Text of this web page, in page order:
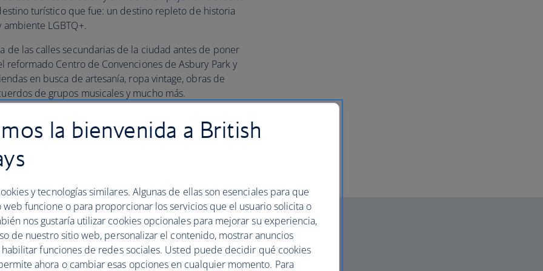
turístico que fue: un destino repleto de historia
LGBTQ+.
de las calles secundarias de la ciudad antes de poner
reformado Centro de Convenciones de Asbury Park y
en busca de artesanía, ropa vintage, obras de
de grupos musicales y mucho más.
probar suerte en las clásicas máquinas tragaperras de
un selfi frente a Stone Pony, el legendario bar de
Band tocaron durante décadas.
End de Long Island
playas llenas de gente chic
la bienvenida a British
y tecnologías similares. Algunas de ellas son esenciales para que
web funcione o para proporcionar los servicios que el usuario solicita o
nos gustaría utilizar cookies opcionales para mejorar su experiencia,
de nuestro sitio web, personalizar el contenido, mostrar anuncios
habilitar funciones de redes sociales. Usted puede decidir qué cookies
ahora o cambiar esas opciones en cualquier momento. Para